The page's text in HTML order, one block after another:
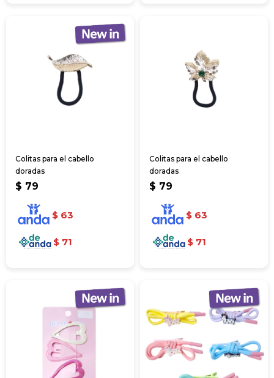
Colitas para el cabello
doradas
$ 79
$ 63
$ 71
Colitas para el cabello
doradas
$ 79
$ 63
$ 71